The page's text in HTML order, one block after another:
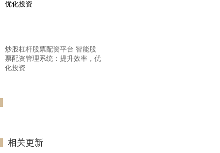
炒股杠杆股票配资平台 智能股
票配资管理系统：提升效率，优
化投资
相关更新